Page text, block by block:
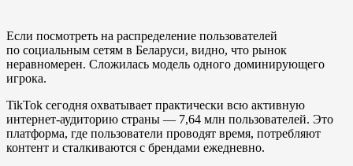
Если посмотреть на распределение пользователей
по социальным сетям в Беларуси, видно, что рынок
неравномерен. Сложилась модель одного доминирующего
игрока.
TikTok сегодня охватывает практически всю активную
интернет-аудиторию страны — 7,64 млн пользователей. Это
платформа, где пользователи проводят время, потребляют
контент и сталкиваются с брендами ежедневно.